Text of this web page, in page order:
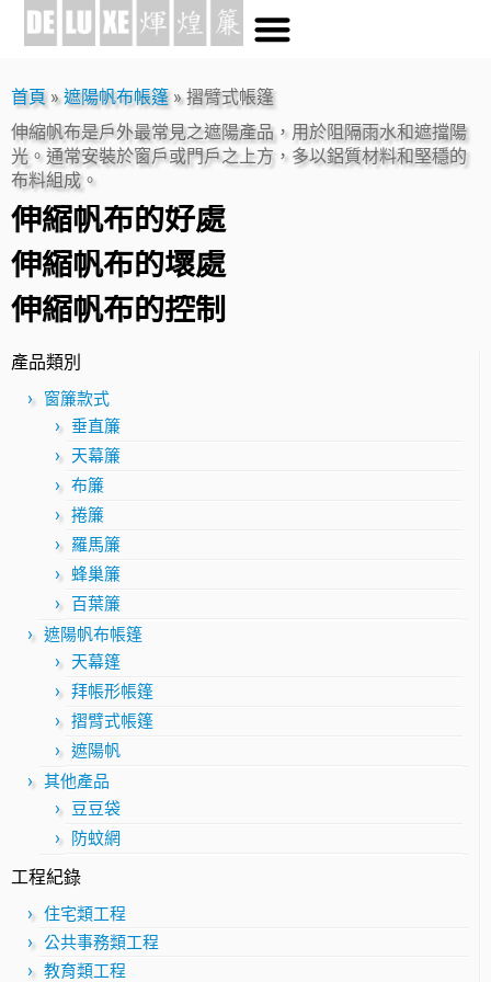
首頁 » 遮陽帆布帳篷 » 摺臂式帳篷
伸縮帆布是戶外最常見之遮陽產品，用於阻隔雨水和遮擋陽
光。通常安裝於窗戶或門戶之上方，多以鋁質材料和堅穩的
布料組成。
伸縮帆布的好處
伸縮帆布的壞處
伸縮帆布的控制
產品類別
窗簾款式
垂直簾
天幕簾
布簾
捲簾
羅馬簾
蜂巢簾
百葉簾
遮陽帆布帳篷
天幕篷
拜帳形帳篷
摺臂式帳篷
遮陽帆
其他產品
豆豆袋
防蚊網
工程紀錄
住宅類工程
公共事務類工程
教育類工程